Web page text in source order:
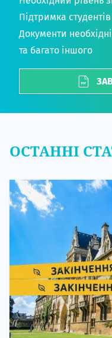
Підтримка студентів
Документи
та багато іншого
ОСТАННІ